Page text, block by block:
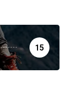
15